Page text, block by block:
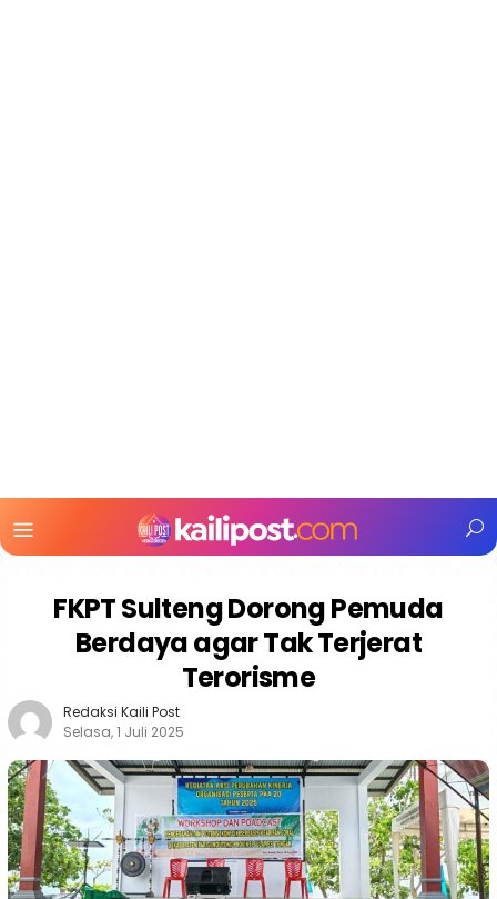
Mobile
FKPT Sulteng Dorong Pemuda
Berdaya agar Tak Terjerat
Terorisme
Redaksi Kaili Post
Selasa, 1 Juli 2025